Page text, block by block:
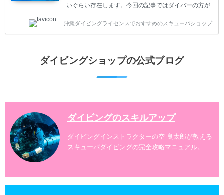
いぐらい存在します。今回の記事ではダイバーの方が
グスポットを紹介します。 当スクールは、沖縄本島で
は北谷町、嘉手納町、読谷村、恩納村、名護市、本部
案内しております。 ダイビングライセンスをお持ちの
沖縄ダイビングライセンスでおすすめのスキューバショップ
ダイビングショップの公式ブログ
ダイビングのスキルアップ
ダイビングインストラクターの空 良太郎が教える
スキューバダイビングの完全攻略マニュアル。